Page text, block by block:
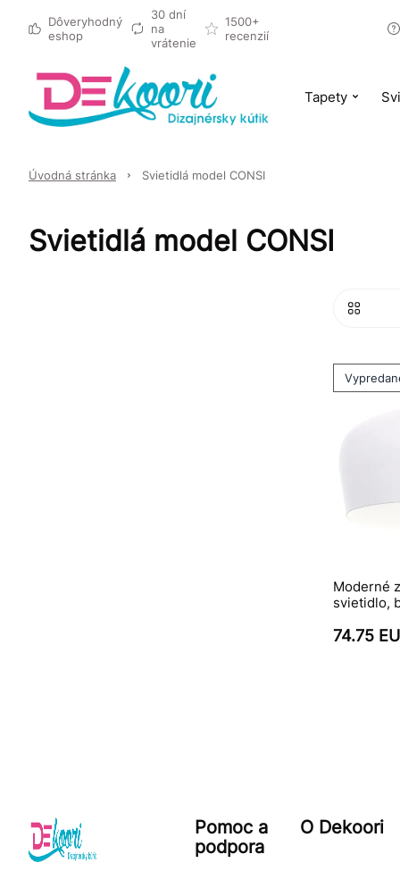
Dôveryhodný
eshop
30 dní
na
vrátenie
1500+
recenzií
Tapety
Úvodná stránka Svietidlá model CONSI
Svietidlá model CONSI
Moderné
svietidlo,
74.75
Pomoc a
podpora
O Dekoori